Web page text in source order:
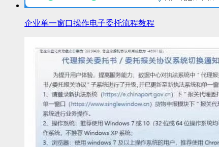
企业单一窗口操作电子委托流程教程